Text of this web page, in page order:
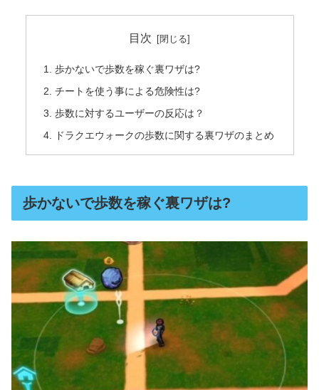
目次
歩かないで歩数を稼ぐ裏ワザは?
チートを使う事による危険性は?
歩数に対するユーザーの反応は？
ドラクエウォークの歩数に関する裏ワザのまとめ
歩かないで歩数を稼ぐ裏ワザは?